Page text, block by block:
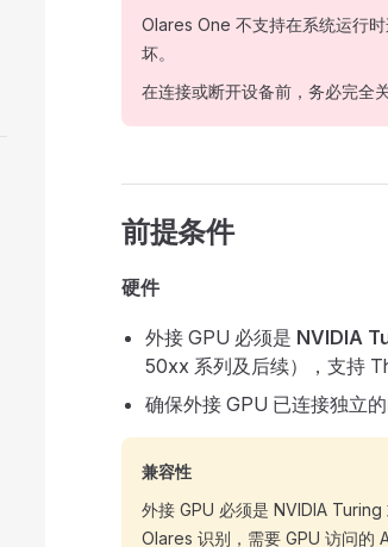
Olares One 不支持在系统运行
坏。
在连接或断开设备前，务必完全
前提条件
硬件
外接 GPU 必须是 NVIDIA
50xx 系列及后续），支持
确保外接 GPU 已连接独立的
兼容性
外接 GPU 必须是 NVIDIA
Olares 识别，需要 GPU 访问的